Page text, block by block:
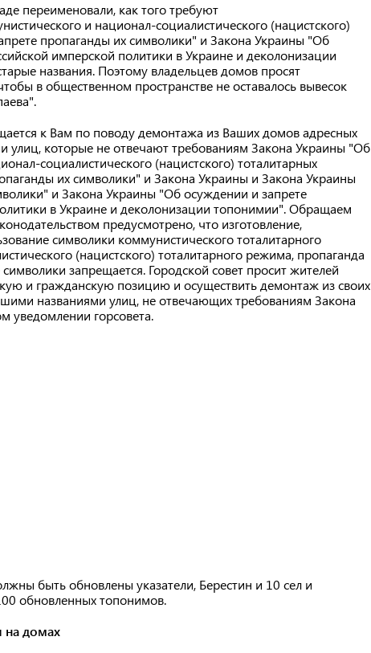
переименовали, как того требуют
и национал-социалистического (нацистского)
пропаганды их символики" и Закона Украины "Об
имперской политики в Украине и деколонизации
названия. Поэтому владельцев домов просят
в общественном пространстве не оставалось вывесок
к Вам по поводу демонтажа из Ваших домов адресных
улиц, которые не отвечают требованиям Закона Украины "Об
социалистического (нацистского) тоталитарных
их символики" и Закона Украины и Закона Украины
и Закона Украины "Об осуждении и запрете
в Украине и деколонизации топонимии". Обращаем
предусмотрено, что изготовление,
символики коммунистического тоталитарного
(нацистского) тоталитарного режима, пропаганда
запрещается. Городской совет просит жителей
и гражданскую позицию и осуществить демонтаж из своих
названиями улиц, не отвечающих требованиям Закона
уведомлении горсовета.
быть обновлены указатели, Берестин и 10 сел и
обновленных топонимов.
на домах